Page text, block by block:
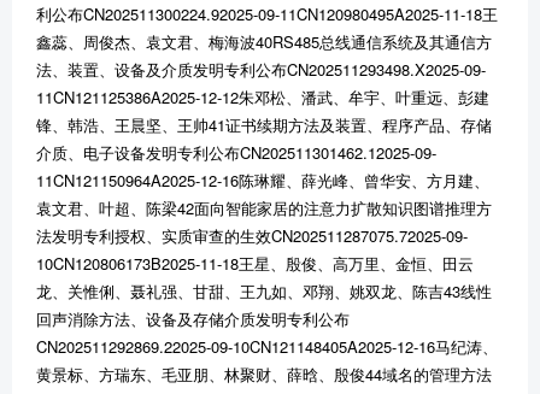
利公布CN202511300224.92025-09-11CN120980495A2025-11-18王
鑫蕊、周俊杰、袁文君、梅海波40RS485总线通信系统及其通信方
法、装置、设备及介质发明专利公布CN202511293498.X2025-09-
11CN121125386A2025-12-12朱邓松、潘武、牟宇、叶重远、彭建
锋、韩浩、王晨坚、王帅41证书续期方法及装置、程序产品、存储
介质、电子设备发明专利公布CN202511301462.12025-09-
11CN121150964A2025-12-16陈琳耀、薛光峰、曾华安、方月建、
袁文君、叶超、陈梁42面向智能家居的注意力扩散知识图谱推理方
法发明专利授权、实质审查的生效CN202511287075.72025-09-
10CN120806173B2025-11-18王星、殷俊、高万里、金恒、田云
龙、关惟俐、聂礼强、甘甜、王九如、邓翔、姚双龙、陈吉43线性
回声消除方法、设备及存储介质发明专利公布
CN202511292869.22025-09-10CN121148405A2025-12-16马纪涛、
黄景标、方瑞东、毛亚朋、林聚财、薛晗、殷俊44域名的管理方法